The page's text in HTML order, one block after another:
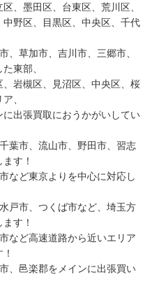
、墨田区、台東区、荒川区、
野区、目黒区、中央区、千代
、草加市、吉川市、三郷市、
東部、
岩槻区、見沼区、中央区、桜
、
出張買取におうかがいしてい
葉市、流山市、野田市、習志
す！
など東京よりを中心に対応し
戸市、つくば市など、埼玉方
す！
など高速道路から近いエリア
、邑楽郡をメインに出張買い